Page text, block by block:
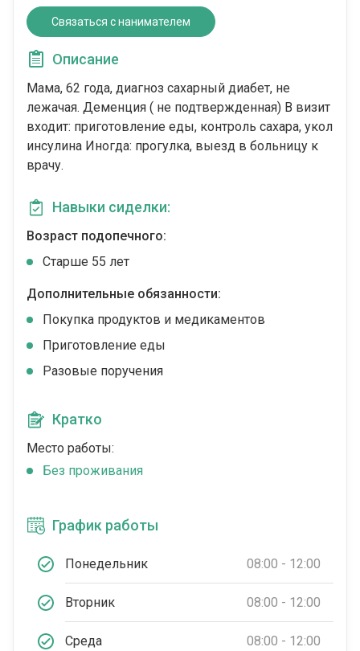
Связаться с нанимателем
Описание
Мама, 62 года, диагноз сахарный диабет, не
лежачая. Деменция ( не подтвержденная) В визит
входит: приготовление еды, контроль сахара, укол
инсулина Иногда: прогулка, выезд в больницу к
врачу.
Навыки сиделки:
Возраст подопечного:
Cтарше 55 лет
Дополнительные обязанности:
Покупка продуктов и медикаментов
Приготовление еды
Разовые поручения
Кратко
Место работы:
Без проживания
График работы
Понедельник 08:00 - 12:00
Вторник 08:00 - 12:00
Среда 08:00 - 12:00